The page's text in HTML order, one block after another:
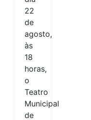
22
de
agosto,
às
18
horas,
o
Teatro
Municipal
de